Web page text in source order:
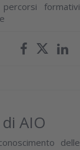
formativi
AIO
delle